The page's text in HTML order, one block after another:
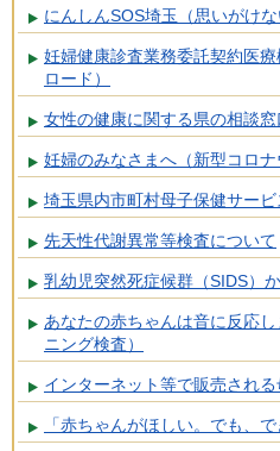
にんしんSOS埼玉（思いがけ
妊婦健康診査業務委託契約医
ロード）
女性の健康に関する県の相談窓
妊婦のみなさまへ（新型コロナ
埼玉県内市町村母子保健サー
先天性代謝異常等検査について
乳幼児突然死症候群（SIDS）
あなたの赤ちゃんは音に反応
ニング検査）
インターネット等で販売され
「赤ちゃんがほしい。でも、